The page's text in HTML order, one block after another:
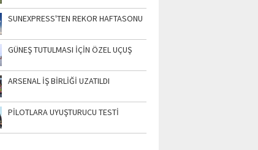
SUNEXPRESS'TEN REKOR HAFTASONU
GÜNEŞ TUTULMASI İÇİN ÖZEL UÇUŞ
ARSENAL İŞ BİRLİĞİ UZATILDI
PİLOTLARA UYUŞTURUCU TESTİ